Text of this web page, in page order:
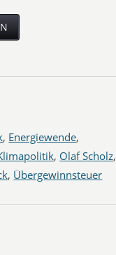
, Energiewende,
, Olaf Scholz,
, Übergewinnsteuer